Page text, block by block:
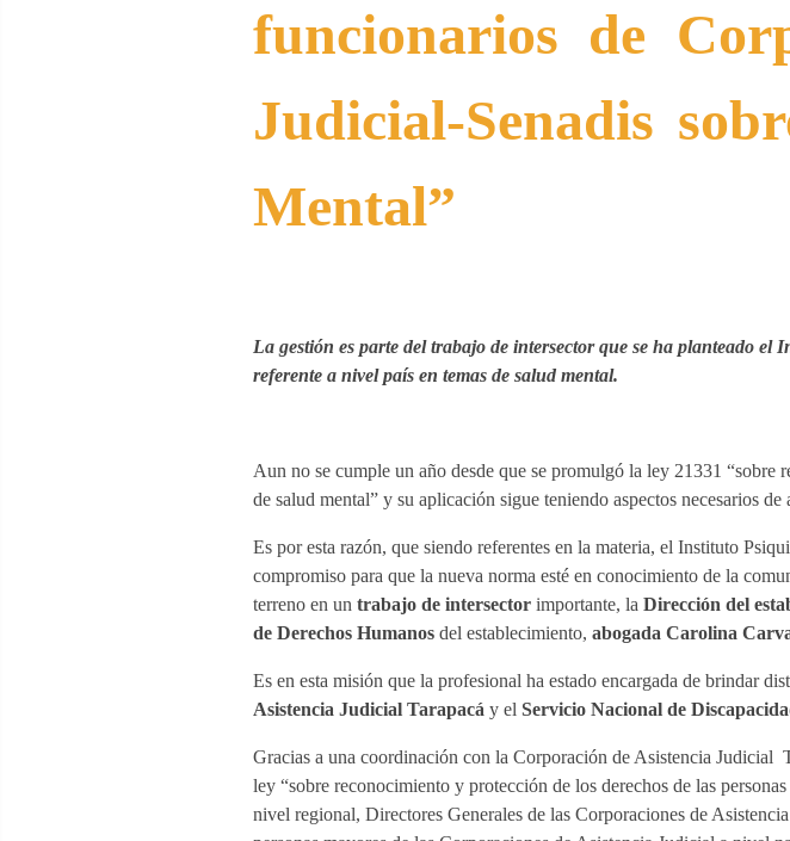
funcionarios de
Judicial-Senadis
Mental”
La gestión es parte del trabajo de intersector que se ha planteado
referente a nivel país en temas de salud mental.
Aun no se cumple un año desde que se promulgó la ley 21331 “sobre
de salud mental” y su aplicación sigue teniendo aspectos necesarios de
Es por esta razón, que siendo referentes en la materia, el Instituto
compromiso para que la nueva norma esté en conocimiento de la
terreno en un trabajo de intersectorimportante, la Dirección del
de Derechos Humanos del establecimiento, abogada Carolina
Es en esta misión que la profesional ha estado encargada de brindar
Asistencia Judicial Tarapacá y el Servicio Nacional de
Gracias a una coordinación con la Corporación de Asistencia
ley “sobre reconocimiento y protección de los derechos de las
nivel regional, Directores Generales de las Corporaciones de